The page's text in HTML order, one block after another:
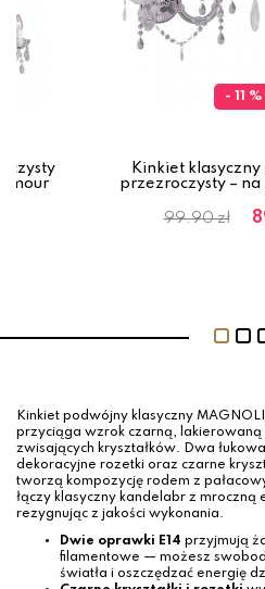
- 11 %
Kinkiet
przezroczysty – na
99.90 zł
Kinkiet podwójny klasyczny
przyciąga wzrok czarną, lakierowaną
zwisających kryształków. Dwa
dekoracyjne rozetki oraz czarne
tworzą kompozycję rodem z
łączy klasyczny kandelabr z mroczną
rezygnując z jakości wykonania.
Dwie oprawki E14 przyjmują
filamentowe — możesz
światła i oszczędzać energię